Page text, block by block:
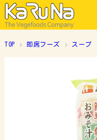
TOP 即席フーズ スープ